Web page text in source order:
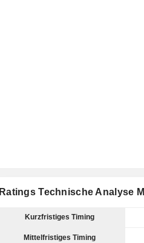
Ratings Technische Analyse
Kurzfristiges Timing
Mittelfristiges Timing